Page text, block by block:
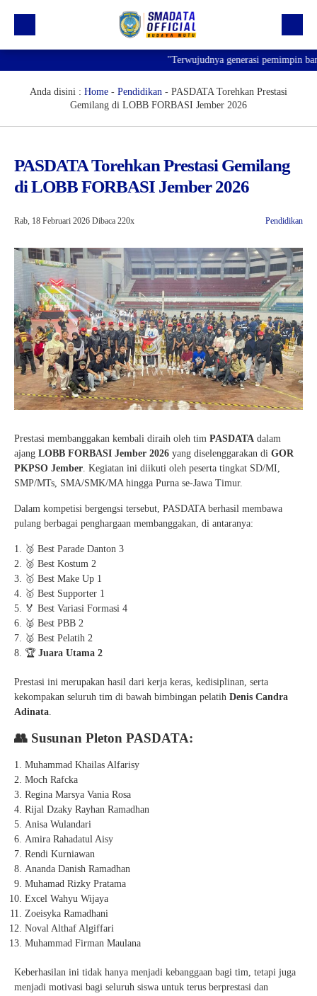
Profil
Informasi
"Terwujudnya generasi pemimpin
Anda disini : Home - Pendidikan - PASDATA Torehkan Prestasi
Gemilang di LOBB FORBASI Jember 2026
PASDATA Torehkan Prestasi Gemilang
di LOBB FORBASI Jember 2026
Rab, 18 Februari 2026 Dibaca 220x Pendidikan
Prestasi membanggakan kembali diraih oleh tim PASDATA dalam
ajang LOBB FORBASI Jember 2026 yang diselenggarakan di GOR
PKPSO Jember. Kegiatan ini diikuti oleh peserta tingkat SD/MI,
SMP/MTs, SMA/SMK/MA hingga Purna se-Jawa Timur.
Dalam kompetisi bergengsi tersebut, PASDATA berhasil membawa
pulang berbagai penghargaan membanggakan, di antaranya:
🥉 Best Parade Danton 3
🥈 Best Kostum 2
🥇 Best Make Up 1
🥇 Best Supporter 1
🏅 Best Variasi Formasi 4
🥈 Best PBB 2
🥈 Best Pelatih 2
🏆 Juara Utama 2
Prestasi ini merupakan hasil dari kerja keras, kedisiplinan, serta
kekompakan seluruh tim di bawah bimbingan pelatih Denis Candra
Adinata.
👥 Susunan Pleton PASDATA:
Muhammad Khailas Alfarisy
Moch Rafcka
Regina Marsya Vania Rosa
Rijal Dzaky Rayhan Ramadhan
Anisa Wulandari
Amira Rahadatul Aisy
Rendi Kurniawan
Ananda Danish Ramadhan
Muhamad Rizky Pratama
Excel Wahyu Wijaya
Zoeisyka Ramadhani
Noval Althaf Algiffari
Muhammad Firman Maulana
Keberhasilan ini tidak hanya menjadi kebanggaan bagi tim, tetapi juga
menjadi motivasi bagi seluruh siswa untuk terus berprestasi dan